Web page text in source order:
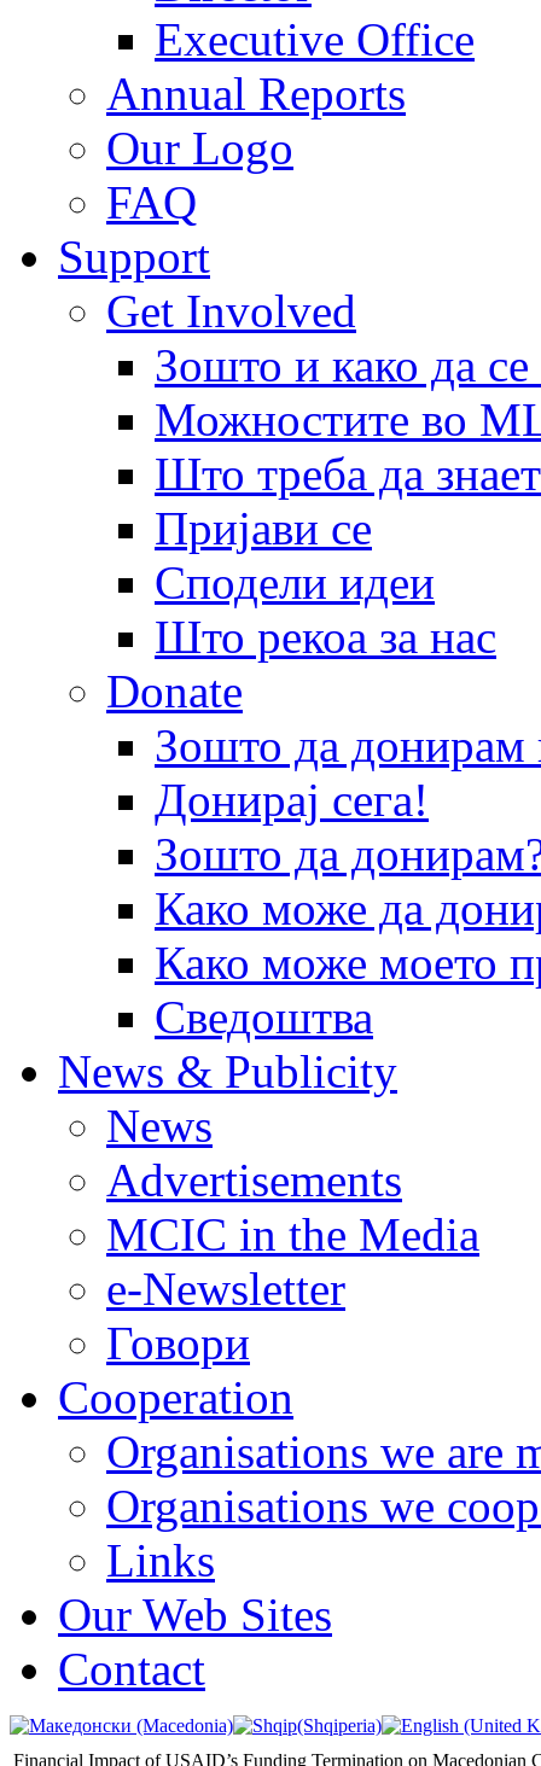
Executive Office
Annual Reports
Our Logo
FAQ
Support
Get Involved
Зошто и како да
Можностите во
Што треба да
Пријави се
Сподели идеи
Што рекоа за нас
Donate
Зошто да
Донирај сега!
Зошто да
Како може да
Како може моето
Сведоштва
News & Publicity
News
Advertisements
MCIC in the Media
e-Newsletter
Говори
Cooperation
Organisations we are
Organisations we
Links
Our Web Sites
Contact
Financial Impact of USAID’s Funding Termination on Macedonian